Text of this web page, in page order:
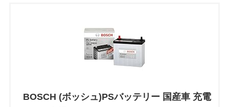
BOSCH (ボッシュ)PSバッテリー 国産車 充電